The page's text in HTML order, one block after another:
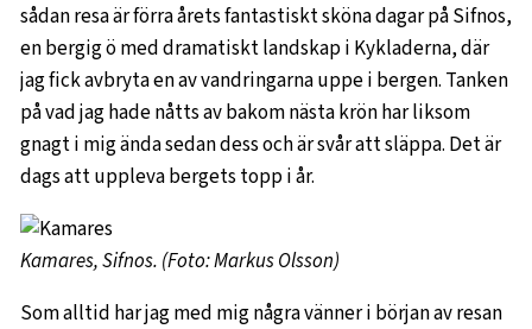
sådan resa är förra årets fantastiskt sköna dagar på Sifnos,
en bergig ö med dramatiskt landskap i Kykladerna, där
jag fick avbryta en av vandringarna uppe i bergen. Tanken
på vad jag hade nåtts av bakom nästa krön har liksom
gnagt i mig ända sedan dess och är svår att släppa. Det är
dags att uppleva bergets topp i år.
Kamares, Sifnos. (Foto: Markus Olsson)
Som alltid har jag med mig några vänner i början av resan